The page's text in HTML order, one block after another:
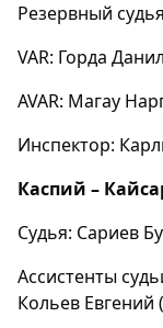
Резервный
VAR: Горда
AVAR: Магау
Инспектор:
Каспий –
Судья: Сариев
Ассистенты
Кольев Евгений